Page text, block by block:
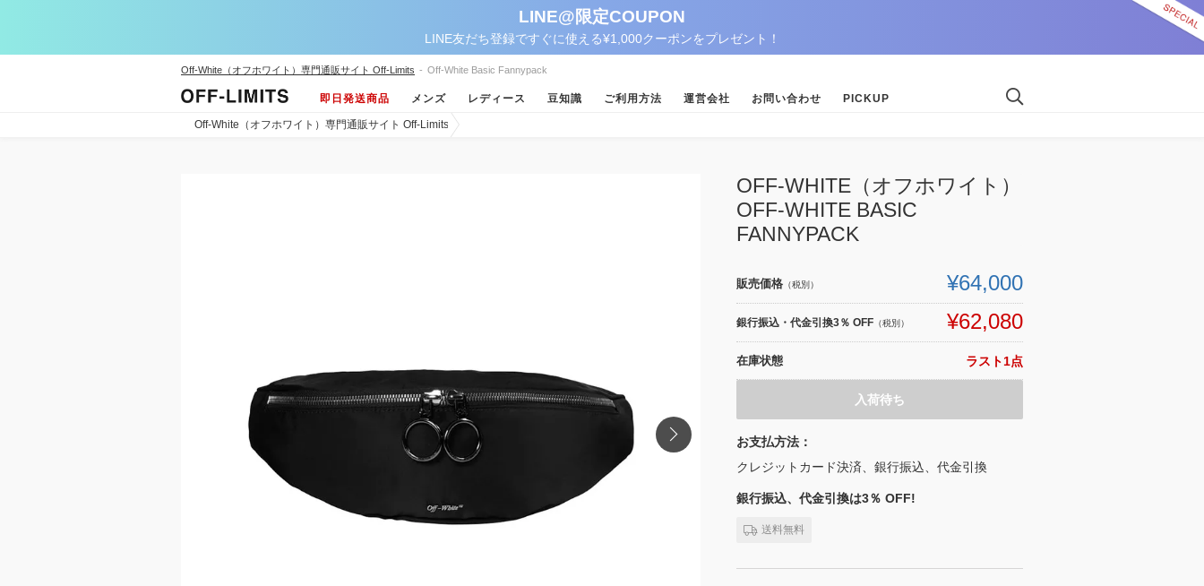
LINE@限定COUPON
LINE友だち登録ですぐに使える¥1,000クーポンをプレゼント！
Off-White（オフホワイト）専門通販サイト Off-Limits - Off-White Basic Fannypack
即日発送商品 メンズ レディース 豆知識 ご利用方法 運営会社 お問い合わせ PICKUP
Off-White（オフホワイト）専門通販サイト Off-Limits
OFF-WHITE（オフホワイト）
OFF-WHITE BASIC
FANNYPACK
販売価格 （税別） ¥64,000
銀行振込・代金引換3％ OFF （税別） ¥62,080
在庫状態 ラスト1点
入荷待ち
お支払方法：
クレジットカード決済、銀行振込、代金引換
銀行振込、代金引換は3％ OFF!
送料無料